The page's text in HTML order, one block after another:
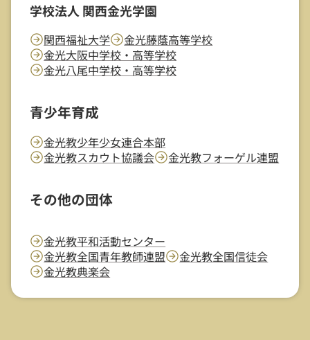
学校法人 関西金光学園
関西福祉大学
金光藤蔭高等学校
金光大阪中学校・高等学校
金光八尾中学校・高等学校
青少年育成
金光教少年少女連合本部
金光教スカウト協議会
金光教フォーゲル連盟
その他の団体
金光教平和活動センター
金光教全国青年教師連盟
金光教全国信徒会
金光教典楽会